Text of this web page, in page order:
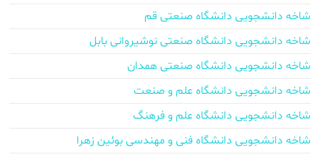
شاخه دانشجویی دانشگاه صنعتی قم
شاخه دانشجویی دانشگاه صنعتی نوشیروانی بابل
شاخه دانشجویی دانشگاه صنعتی همدان
شاخه دانشجویی دانشگاه علم و صنعت
شاخه دانشجویی دانشگاه علم و فرهنگ
شاخه دانشجویی دانشگاه فنی و مهندسی بوئین زهرا